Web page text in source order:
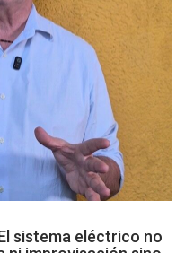
sistema eléctrico no